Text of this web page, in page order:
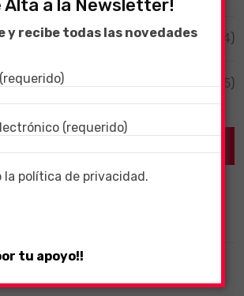
(204)
(55)
un software ERP dentro de una
en segundo plano: ¿estás
Alta a la Newsletter!
y recibe todas las novedades
(requerido)
la política de privacidad.
tu apoyo!!